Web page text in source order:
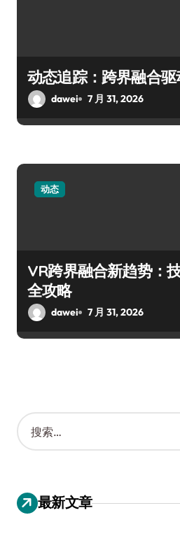
动态追踪：跨界融合
dawei 7 月 31, 2026
动态
VR跨界融合新趋势：
全攻略
dawei 7 月 31, 2026
搜
索
：
最新文章